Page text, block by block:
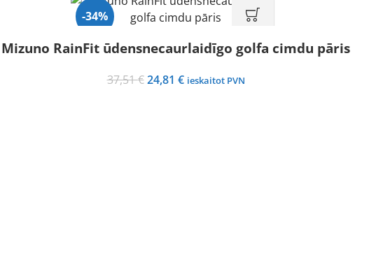
-34%
Mizuno RainFit ūdensnecaurlaidīgo golfa cimdu pāris
37,51€ Original
24,81 €Current
ieskaitot PVN